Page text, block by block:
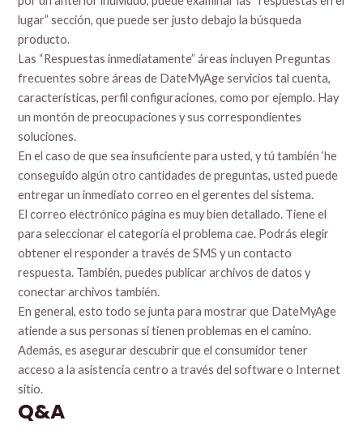
lugar” sección, que puede ser justo debajo la búsqueda
producto.
Las “Respuestas inmediatamente” áreas incluyen Preguntas
frecuentes sobre áreas de DateMyAge servicios tal cuenta,
características, perfil configuraciones, como por ejemplo. Hay
un montón de preocupaciones y sus correspondientes
soluciones.
En el caso de que sea insuficiente para usted, y tú también ‘he
conseguido algún otro cantidades de preguntas, usted puede
entregar un inmediato correo en el gerentes del sistema.
El correo electrónico página es muy bien detallado. Tiene el
para seleccionar el categoría el problema cae. Podrás elegir
obtener el responder a través de SMS y un contacto
respuesta. También, puedes publicar archivos de datos y
conectar archivos también.
En general, esto todo se junta para mostrar que DateMyAge
atiende a sus personas si tienen problemas en el camino.
Además, es asegurar descubrir que el consumidor tener
acceso a la asistencia centro a través del software o Internet
sitio.
Q&A